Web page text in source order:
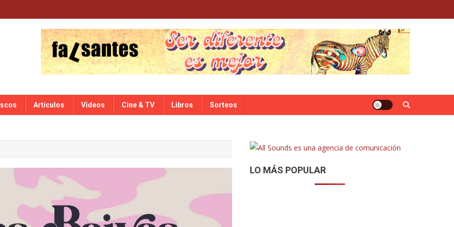
Artículos Vídeos Cine & TV Libros Sorteos
LO MÁS POPULAR